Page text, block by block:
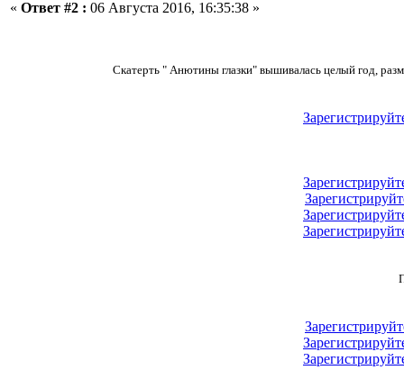
« Ответ #2 : 06 Августа 2016, 16:35:38 »
Скатерть " Анютины глазки" вышивалась целый год,